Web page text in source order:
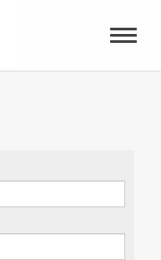
Toggle